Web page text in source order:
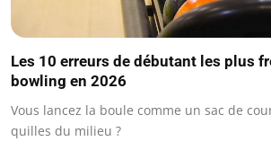
Les 10 erreurs de débutant les plus
bowling en 2026
Vous lancez la boule comme un sac de
quilles du milieu ?